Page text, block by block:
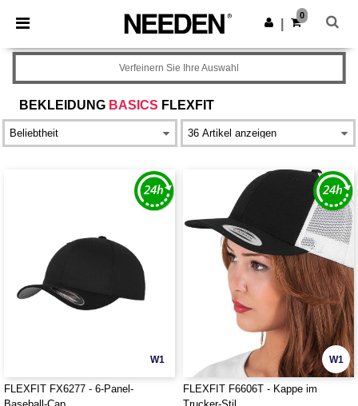
× Needen App
Bessere Preise in der App!
App holen
0
BEKLEIDUNG BASICS FLEXFIT
Verfeinern Sie Ihre Auswahl
W1
FLEXFIT FX6277 - 6-Panel-
W1
FLEXFIT F6606T - Kappe im